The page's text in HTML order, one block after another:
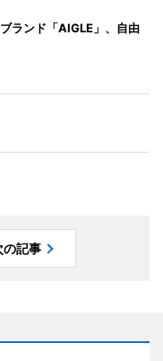
ランド「AIGLE」、自由
の記事